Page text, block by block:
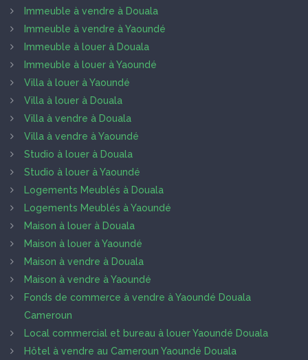
Immeuble à vendre à Douala
Immeuble à vendre à Yaoundé
Immeuble à louer à Douala
Immeuble à louer à Yaoundé
Villa à louer à Yaoundé
Villa à louer à Douala
Villa à vendre à Douala
Villa à vendre à Yaoundé
Studio à louer à Douala
Studio à louer à Yaoundé
Logements Meublés à Douala
Logements Meublés à Yaoundé
Maison à louer à Douala
Maison à louer à Yaoundé
Maison à vendre à Douala
Maison à vendre à Yaoundé
Fonds de commerce à vendre à Yaoundé Douala
Cameroun
Local commercial et bureau à louer Yaoundé Douala
Hôtel à vendre au Cameroun Yaoundé Douala